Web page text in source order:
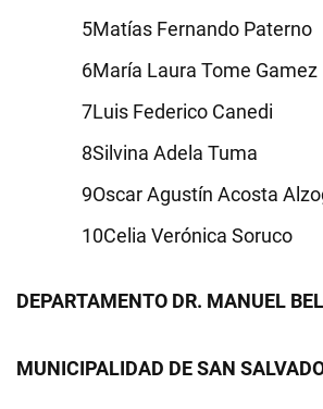
Matías Fernando Paterno
María Laura Tome Gamez
Luis Federico Canedi
Silvina Adela Tuma
Oscar Agustín Acosta
Celia Verónica Soruco
DEPARTAMENTO DR. MANUEL
MUNICIPALIDAD DE SAN